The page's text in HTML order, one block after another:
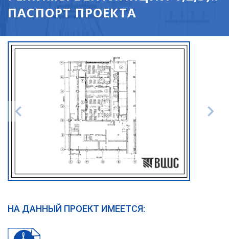
ПАСПОРТ ПРОЕКТА
НА ДАННЫЙ ПРОЕКТ ИМЕЕТСЯ: